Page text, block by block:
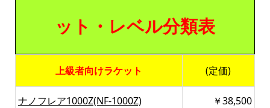
ット・レベル分類表
上級者向けラケット (定価)
ナノフレア1000Z(NF-1000Z) ￥38,500